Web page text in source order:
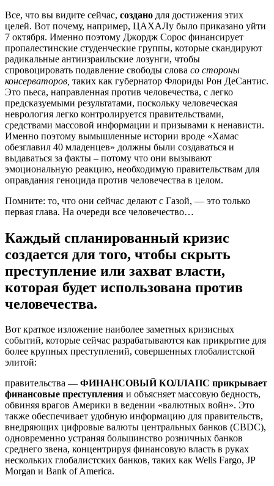
Все, что вы видите сейчас, создано для достижения этих
целей. Вот почему, например, ЦАХАЛу было приказано уйти
7 октября. Именно поэтому Джордж Сорос финансирует
пропалестинские студенческие группы, которые скандируют
радикальные антиизраильские лозунги, чтобы
спровоцировать подавление свободы слова со стороны
консерваторов, таких как губернатор Флориды Рон ДеСантис.
Это пьеса, направленная против человечества, с легко
предсказуемыми результатами, поскольку человеческая
неврология легко контролируется правительствами,
средствами массовой информации и призывами к ненависти.
Именно поэтому вымышленные истории вроде «Хамас
обезглавил 40 младенцев» должны были создаваться и
выдаваться за факты – потому что они вызывают
эмоциональную реакцию, необходимую правительствам для
оправдания геноцида против человечества в целом.
Помните: то, что они сейчас делают с Газой, — это только
первая глава. На очереди все человечество…
Каждый спланированный кризис
создается для того, чтобы скрыть
преступление или захват власти,
которая будет использована против
человечества.
Вот краткое изложение наиболее заметных кризисных
событий, которые сейчас разрабатываются как прикрытие для
более крупных преступлений, совершенных глобалистской
элитой:
правительства— ФИНАНСОВЫЙ КОЛЛАПС прикрывает
финансовые преступления и объясняет массовую бедность,
обвиняя врагов Америки в ведении «валютных войн». Это
также обеспечивает удобную информацию для правительств,
внедряющих цифровые валюты центральных банков (CBDC),
одновременно устраняя большинство розничных банков
среднего звена, концентрируя финансовую власть в руках
нескольких глобалистских банков, таких как Wells Fargo, JP
Morgan и Bank of America.